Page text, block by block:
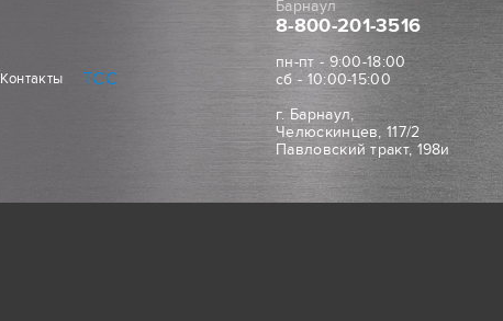
Контакты ТСС
Барнаул
8-800-201-3516
пн-пт - 9:00-18:00
сб - 10:00-15:00
г. Барнаул,
Челюскинцев, 117/2
Павловский тракт, 198и